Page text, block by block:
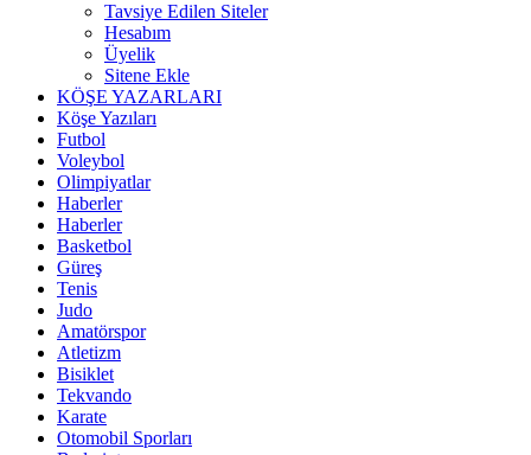
Tavsiye Edilen Siteler
Hesabım
Üyelik
Sitene Ekle
KÖŞE YAZARLARI
Köşe Yazıları
Futbol
Voleybol
Olimpiyatlar
Haberler
Haberler
Basketbol
Güreş
Tenis
Judo
Amatörspor
Atletizm
Bisiklet
Tekvando
Karate
Otomobil Sporları